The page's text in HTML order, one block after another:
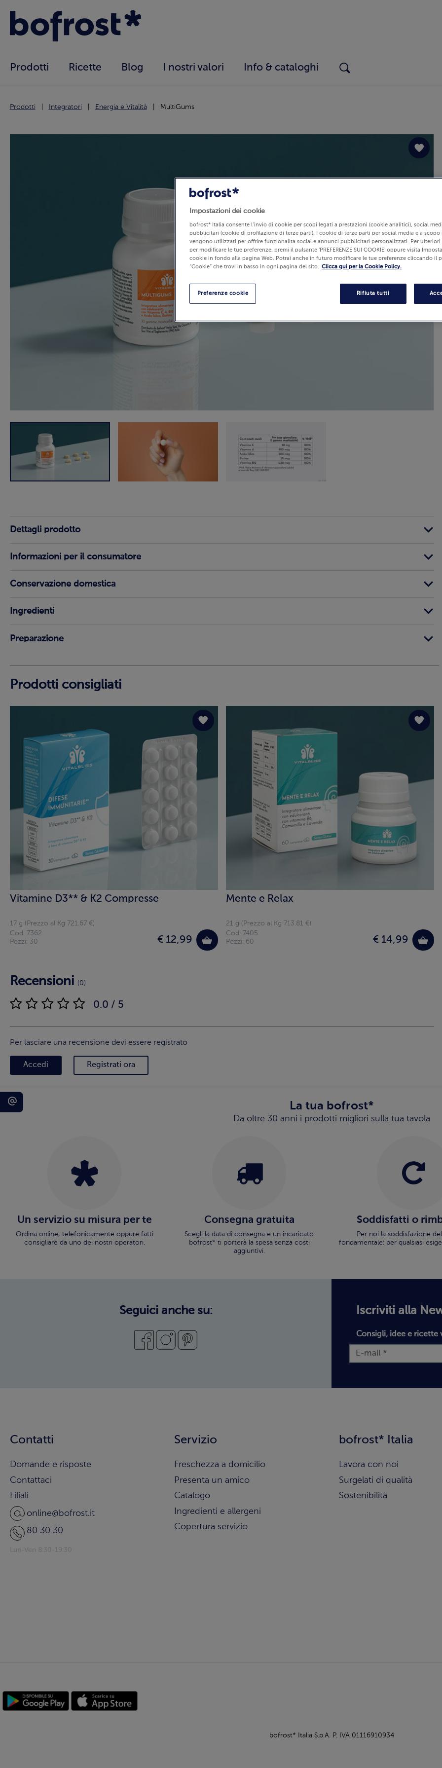
Prodotti Ricette Blog I nostri valori Info & cataloghi
Prodotti Integratori Energia e Vitalità MultiGums
Dettagli prodotto
Informazioni per il consumatore
Conservazione domestica
Ingredienti
Preparazione
Prodotti consigliati
Vitamine D3** & K2 Compresse
17 g (Prezzo al Kg 721.67 €)
€ 12,99
Cod. 7362
Pezzi: 30
Mente e Relax
21 g (Prezzo al Kg 713.81 €)
€ 14,99
Cod. 7405
Pezzi: 60
Recensioni (0)
0.0 / 5
Per lasciare una recensione devi essere registrato
Accedi Registrati ora
La tua bofrost*
Da oltre 30 anni i prodotti migliori sulla tua tavola
Un servizio su misura per te
Ordina online, telefonicamente oppure fatti
consigliare da uno dei nostri operatori.
Consegna gratuita
Scegli la data di consegna e un incaricato
bofrost* ti porterà la spesa senza costi
aggiuntivi.
Soddisfatti o
Per noi la soddisfazione
fondamentale: per qualsiasi
Contatti
Domande e risposte
Contattaci
Filiali
online@bofrost.it
80 30 30
Servizio
Freschezza a domicilio
Presenta un amico
Catalogo
Ingredienti e allergeni
Copertura servizio
bofrost* Italia
Lavora con noi
Surgelati di qualità
Sostenibilità
Seguici anche su: Iscriviti alla
Consigli, idee e ricette
bofrost* Italia S.p.A. P. IVA 01116910934
Impostazioni dei cookie
bofrost* Italia consente l’invio di cookie per scopi legati a prestazioni (cookie analitici), social
pubblicitari (cookie di profilazione di terze parti). I cookie di terze parti per social media e a
vengono utilizzati per offrire funzionalità social e annunci pubblicitari personalizzati. Per
per modificare le tue preferenze, premi il pulsante 'PREFERENZE SUI COOKIE' oppure visita
cookie in fondo alla pagina Web. Potrai anche in futuro modificare le tue preferenze cliccando il
“Cookie” che trovi in basso in ogni pagina del sito. Clicca qui per la Cookie Policy.
Rifiuta tutti
Preferenze cookie